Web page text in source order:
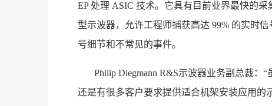
EP 处理 ASIC 技术。它具有目前业界最快的
型示波器，允许工程师捕获高达 99% 的实时
号细节和不常见的事件。
Philip Diegmann R&S示波器业务副总裁：
还是有很多客户要求提供适合机架安装应用的